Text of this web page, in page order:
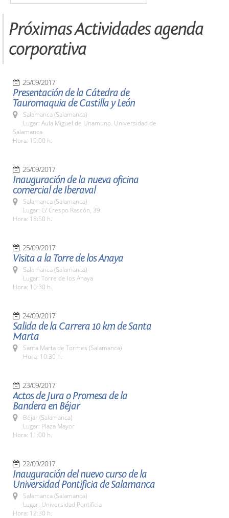
Próximas Actividades agenda
corporativa
25/09/2017
Presentación de la Cátedra de
Tauromaquia de Castilla y León
Salamanca (Salamanca)
Lugar: Aula Miguel de Unamuno. Universidad de
Salamanca
Hora: 19:00 h.
25/09/2017
Inauguración de la nueva oficina
comercial de Iberaval
Salamanca (Salamanca)
Lugar: C/ Crespo Rascón, 39
Hora: 18:50 h.
25/09/2017
Visita a la Torre de los Anaya
Salamanca (Salamanca)
Lugar: Torre de los Anaya
Hora: 10:30 h.
24/09/2017
Salida de la Carrera 10 km de Santa
Marta
Santa Marta de Tormes (Salamanca)
Hora: 10:30 h.
23/09/2017
Actos de Jura o Promesa de la
Bandera en Béjar
Béjar (Salamanca)
Lugar: Plaza Mayor
Hora: 11:00 h.
22/09/2017
Inauguración del nuevo curso de la
Universidad Pontificia de Salamanca
Salamanca (Salamanca)
Lugar: Universidad Pontificia
Hora: 12:30 h.